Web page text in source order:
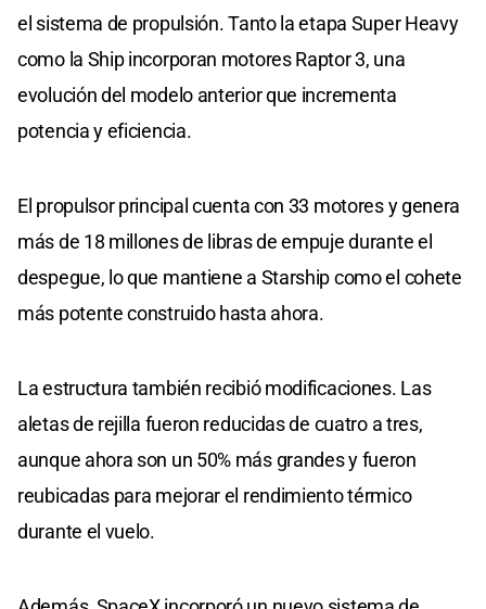
el sistema de propulsión. Tanto la etapa Super Heavy
como la Ship incorporan motores Raptor 3, una
evolución del modelo anterior que incrementa
potencia y eficiencia.
El propulsor principal cuenta con 33 motores y genera
más de 18 millones de libras de empuje durante el
despegue, lo que mantiene a Starship como el cohete
más potente construido hasta ahora.
La estructura también recibió modificaciones. Las
aletas de rejilla fueron reducidas de cuatro a tres,
aunque ahora son un 50% más grandes y fueron
reubicadas para mejorar el rendimiento térmico
durante el vuelo.